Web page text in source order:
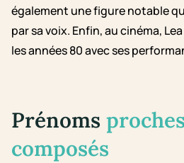
également une figure notable
par sa voix. Enfin, au cinéma,
les années 80 avec ses
Prénoms
composés